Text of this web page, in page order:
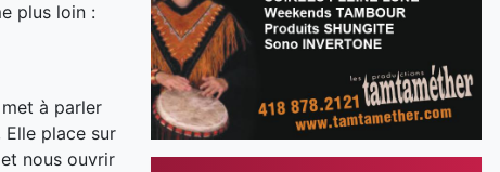
plus loin :
à parler
place sur
nous ouvrir